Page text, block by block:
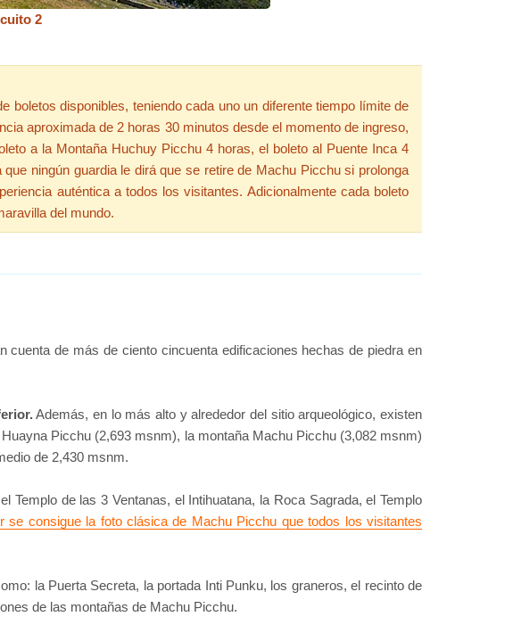
2
disponibles, teniendo cada uno un diferente tiempo límite de
aproximada de 2 horas 30 minutos desde el momento de ingreso,
a la Montaña Huchuy Picchu 4 horas, el boleto al Puente Inca 4
ningún guardia le dirá que se retire de Machu Picchu si prolonga
auténtica a todos los visitantes. Adicionalmente cada boleto
del mundo.
de más de ciento cincuenta edificaciones hechas de piedra en
Además, en lo más alto y alrededor del sitio arqueológico, existen
Picchu (2,693 msnm), la montaña Machu Picchu (3,082 msnm)
de 2,430 msnm.
de las 3 Ventanas, el Intihuatana, la Roca Sagrada, el Templo
consigue la foto clásica de Machu Picchu que todos los visitantes
la Puerta Secreta, la portada Inti Punku, los graneros, el recinto de
de las montañas de Machu Picchu.